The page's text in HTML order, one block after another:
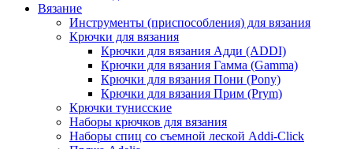
Вязание
Инструменты (приспособления) для вязания
Крючки для вязания
Крючки для вязания Адди (ADDI)
Крючки для вязания Гамма (Gamma)
Крючки для вязания Пони (Pony)
Крючки для вязания Прим (Prym)
Крючки тунисские
Наборы крючков для вязания
Наборы спиц со съемной леской Addi-Click